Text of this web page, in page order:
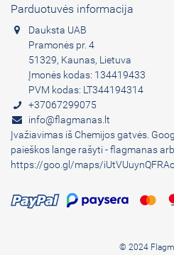
Parduotuvės informacija
Dauksta UAB
Pramonės pr. 4
51329, Kaunas, Lietuva
Įmonės kodas: 134419433
PVM kodas: LT344194314
+37067299075
info@flagmanas.lt
Įvažiavimas iš Chemijos gatvės.
paieškos lange rašyti - flagmanas
https://goo.gl/maps/
© 2024